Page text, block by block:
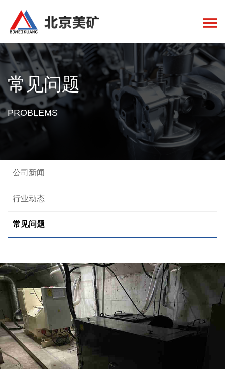
常见问题
PROBLEMS
公司新闻
行业动态
常见问题